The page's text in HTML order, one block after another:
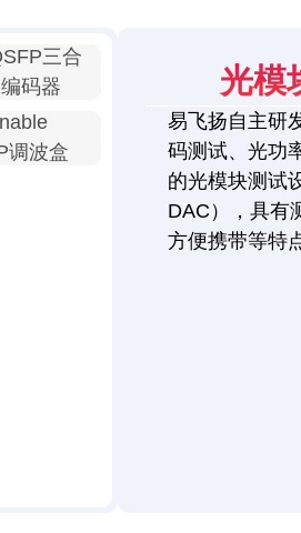
三合
码器
调波盒
光模
易飞扬自主研
码测试、光功
的光模块测试
DAC），具有
方便携带等特